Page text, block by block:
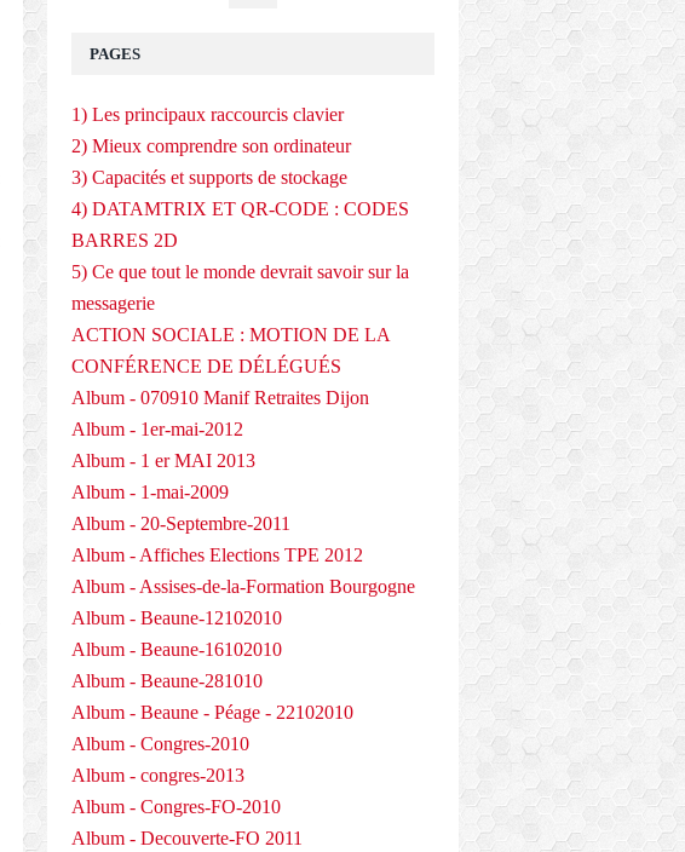
PAGES
1) Les principaux raccourcis clavier
2) Mieux comprendre son ordinateur
3) Capacités et supports de stockage
4) DATAMTRIX ET QR-CODE : CODES
BARRES 2D
5) Ce que tout le monde devrait savoir sur la
messagerie
ACTION SOCIALE : MOTION DE LA
CONFÉRENCE DE DÉLÉGUÉS
Album - 070910 Manif Retraites Dijon
Album - 1er-mai-2012
Album - 1 er MAI 2013
Album - 1-mai-2009
Album - 20-Septembre-2011
Album - Affiches Elections TPE 2012
Album - Assises-de-la-Formation Bourgogne
Album - Beaune-12102010
Album - Beaune-16102010
Album - Beaune-281010
Album - Beaune - Péage - 22102010
Album - Congres-2010
Album - congres-2013
Album - Congres-FO-2010
Album - Decouverte-FO 2011